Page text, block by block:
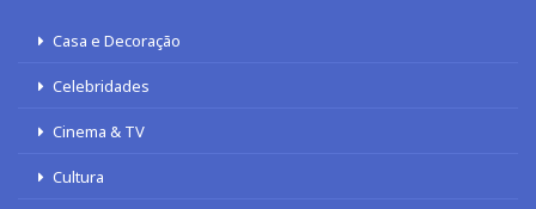
Casa e Decoração
Celebridades
Cinema & TV
Cultura